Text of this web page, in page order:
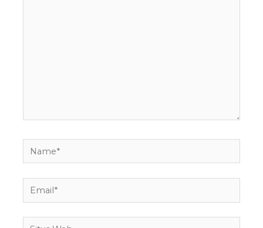
Name*
Email*
Situs